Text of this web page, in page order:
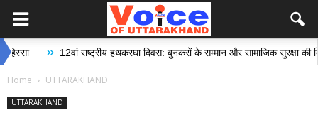
» 12वां राष्ट्रीय हथकरघा दिवस: बुनकरों के सम्मान और सामाजिक सुरक्षा की दिशा में
Home UTTARAKHAND
UTTARAKHAND